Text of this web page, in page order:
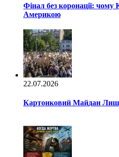
Фінал без коронації:
Америкою
22.07.2026
Картонковий Майдан